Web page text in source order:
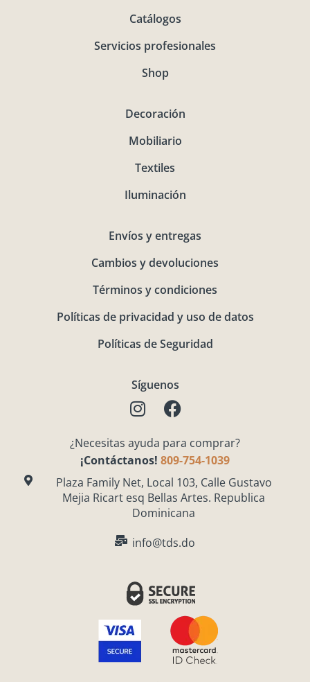
Catálogos
Servicios profesionales
Shop
Decoración
Mobiliario
Textiles
Iluminación
Envíos y entregas
Cambios y devoluciones
Términos y condiciones
Políticas de privacidad y uso de datos
Políticas de Seguridad
Síguenos
I
n
t
a
g
r
a
m
F
a
e
b
o
o
k
¿Necesitas ayuda para comprar?
¡Contáctanos! 809-754-1039
Plaza Family Net, Local 103, Calle Gustavo
Mejia Ricart esq Bellas Artes. Republica
Dominicana
info@tds.do